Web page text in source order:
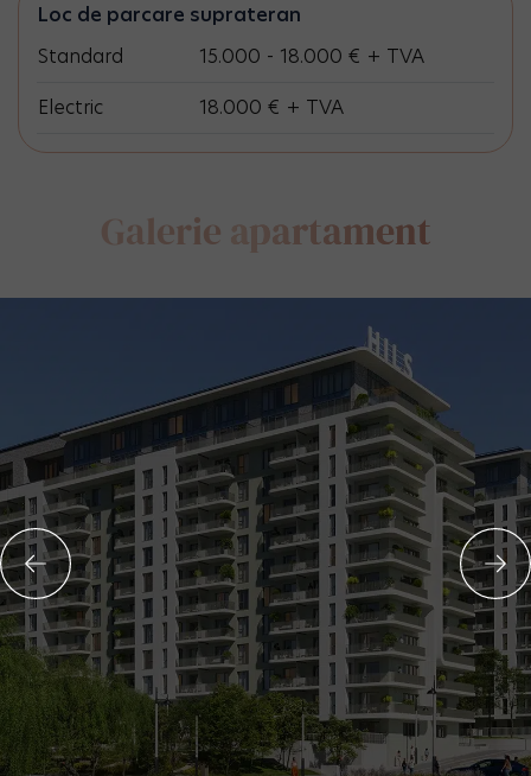
Loc de parcare suprateran
Standard
15.000 - 18.000 € + TVA
Electric
18.000 € + TVA
Galerie apartament